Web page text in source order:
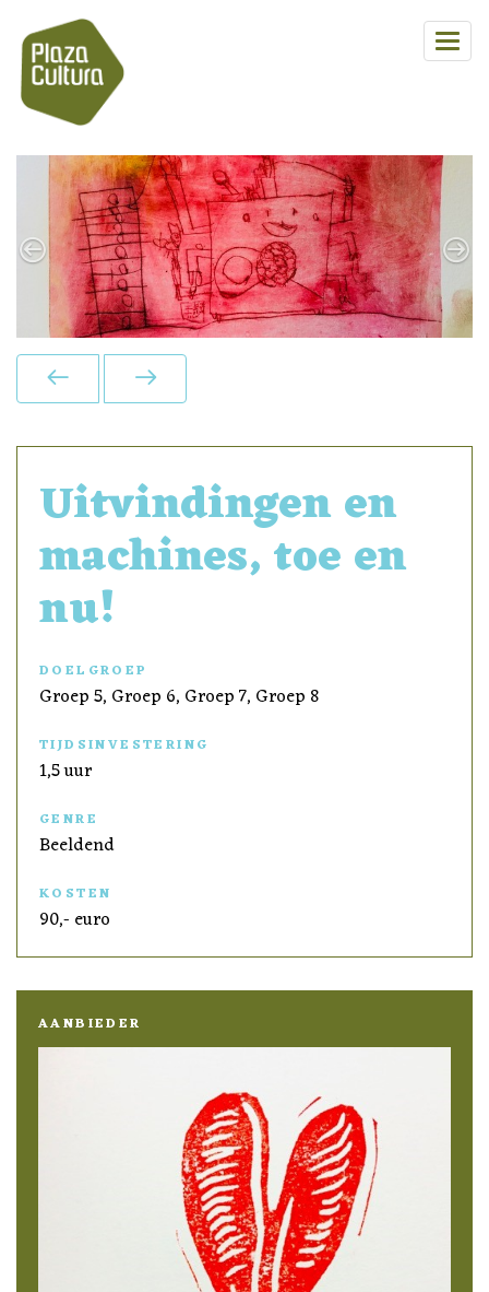
Previous Next
Uitvindingen en
machines, toe en
nu!
DOELGROEP
Groep 5, Groep 6, Groep 7, Groep 8
TIJDSINVESTERING
1,5 uur
GENRE
Beeldend
KOSTEN
90,- euro
AANBIEDER